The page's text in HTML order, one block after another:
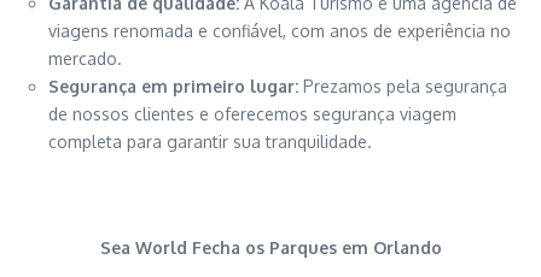
viagens renomada e confiável, com anos de experiência no
mercado.
Segurança em primeiro lugar: Prezamos pela segurança
de nossos clientes e oferecemos segurança viagem
completa para garantir sua tranquilidade.
Sea World Fecha os Parques em Orlando